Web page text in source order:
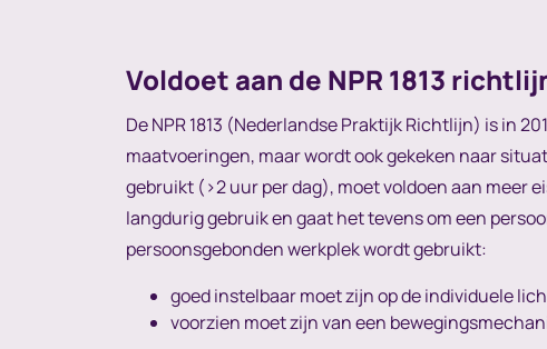
Voldoet aan de NPR 1813
De NPR 1813 (Nederlandse Praktijk Richtlijn) is in
maatvoeringen, maar wordt ook gekeken naar
gebruikt (>2 uur per dag), moet voldoen aan meer
langdurig gebruik en gaat het tevens om een
persoonsgebonden werkplek wordt gebruikt:
goed instelbaar moet zijn op de individuele
voorzien moet zijn van een